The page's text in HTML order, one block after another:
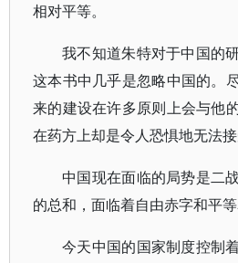
相对平等。
我不知道朱特对于中国的
这本书中几乎是忽略中国的。
来的建设在许多原则上会与他
在药方上却是令人恐惧地无法接
中国现在面临的局势是二
的总和，面临着自由赤字和平等
今天中国的国家制度控制